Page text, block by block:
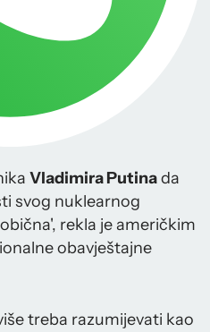
Vladimira Putinada
svog nuklearnog
rekla je američkim
obavještajne
treba razumijevati kao